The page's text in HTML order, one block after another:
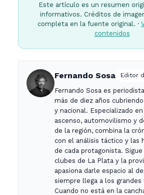
Este artículo es un resumen
informativos. Créditos de
completa en la fuente original. ·
contenidos
Fernando Sosa Editor
Fernando Sosa es
más de diez años
y nacional. Especializado
ascenso, automovilismo y
de la región, combina la
con el análisis táctico y las
de cada protagonista.
clubes de La Plata y la
apasiona darle espacio al
siempre llega a los
Cuando no está en la